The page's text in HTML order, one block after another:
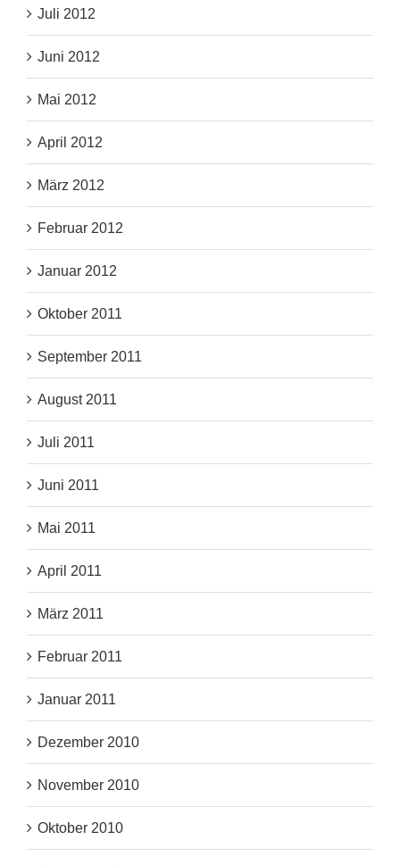
Juli 2012
Juni 2012
Mai 2012
April 2012
März 2012
Februar 2012
Januar 2012
Oktober 2011
September 2011
August 2011
Juli 2011
Juni 2011
Mai 2011
April 2011
März 2011
Februar 2011
Januar 2011
Dezember 2010
November 2010
Oktober 2010